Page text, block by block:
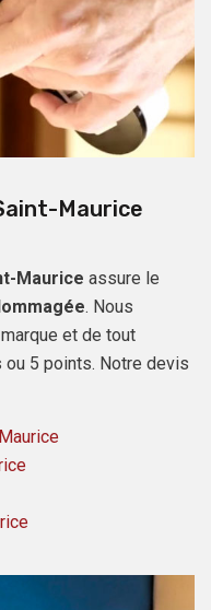
Maurice
Maurice assure le
. Nous
et de tout
5 points. Notre devis